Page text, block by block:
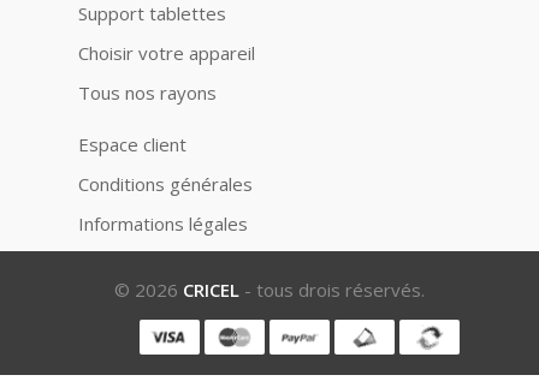
Support tablettes
Choisir votre appareil
Tous nos rayons
Espace client
Conditions générales
Informations légales
© 2026 CRICEL - tous drois réservés.